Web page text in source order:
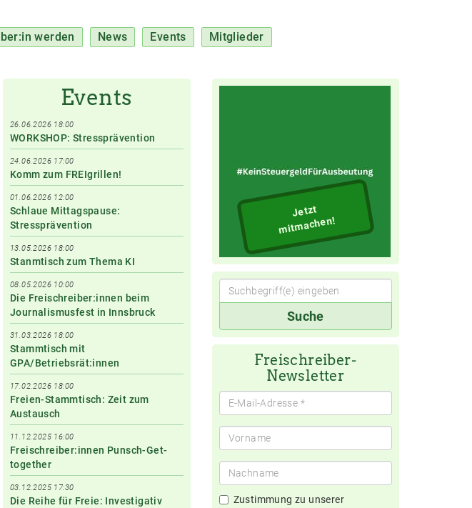
werden News Events Mitglieder
Events
26.06.2026 18:00
WORKSHOP: Stressprävention
24.06.2026 17:00
Komm zum FREIgrillen!
01.06.2026 12:00
Schlaue Mittagspause:
Stressprävention
13.05.2026 18:00
Stanmtisch zum Thema KI
08.05.2026 10:00
Die Freischreiber:innen beim
Journalismusfest in Innsbruck
31.03.2026 18:00
Stammtisch mit
GPA/Betriebsrät:innen
17.02.2026 18:00
Freien-Stammtisch: Zeit zum
Austausch
11.12.2025 16:00
Freischreiber:innen Punsch-Get-
together
03.12.2025 17:30
Die Reihe für Freie: Investigativ
Jetzt
mitmachen!
Suchbegriff(e)Suche
Freischreiber-
Newsletter
Zustimmung zu unserer